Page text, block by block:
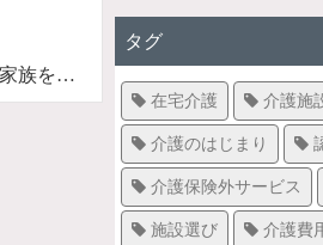
家族を…
タグ
在宅介護 介護施
介護のはじまり
介護保険外サービス
施設選び 介護費